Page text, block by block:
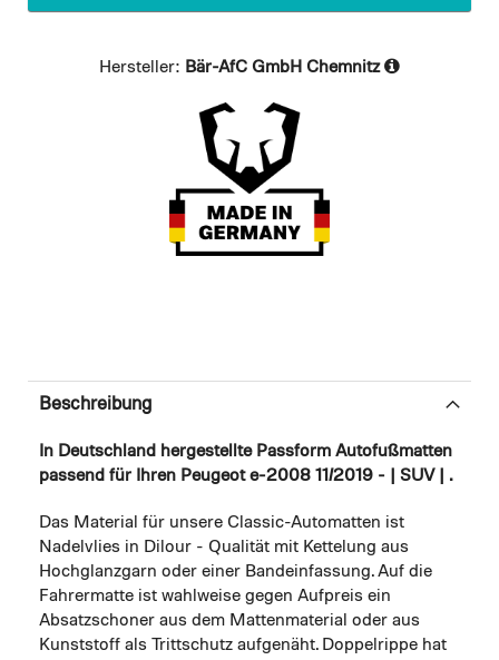
Hersteller: Bär-AfC GmbH Chemnitz
Beschreibung
In Deutschland hergestellte Passform Autofußmatten
passend für Ihren Peugeot e-2008 11/2019 - | SUV | .
Das Material für unsere Classic-Automatten ist
Nadelvlies in Dilour - Qualität mit Kettelung aus
Hochglanzgarn oder einer Bandeinfassung. Auf die
Fahrermatte ist wahlweise gegen Aufpreis ein
Absatzschoner aus dem Mattenmaterial oder aus
Kunststoff als Trittschutz aufgenäht. Doppelrippe hat